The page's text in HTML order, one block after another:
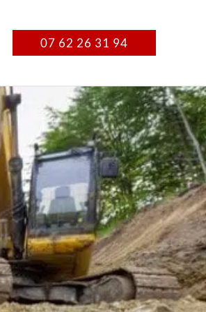
07 62 26 31 94